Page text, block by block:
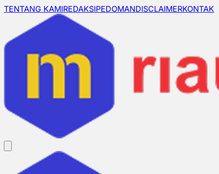
TENTANG KAMIREDAKSIPEDOMANDISCLAIMERKONTAK